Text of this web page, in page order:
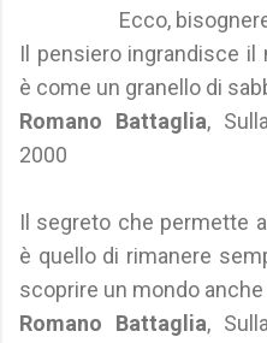
Ecco,
Il pensiero ingrandisce
è come un granello di
Romano Battaglia,
2000
Il segreto che permette
è quello di rimanere
scoprire un mondo
Romano Battaglia,